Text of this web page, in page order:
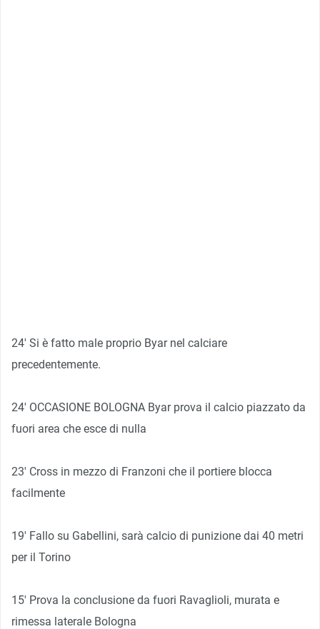
24′ Si è fatto male proprio Byar nel calciare
precedentemente.
24′ OCCASIONE BOLOGNA Byar prova il calcio piazzato da
fuori area che esce di nulla
23′ Cross in mezzo di Franzoni che il portiere blocca
facilmente
19′ Fallo su Gabellini, sarà calcio di punizione dai 40 metri
per il Torino
15′ Prova la conclusione da fuori Ravaglioli, murata e
rimessa laterale Bologna